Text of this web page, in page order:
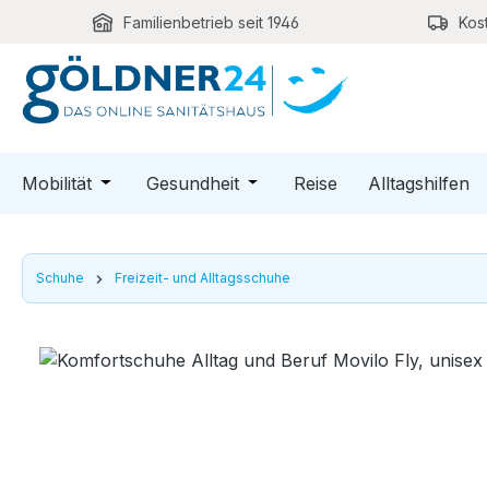
Hauptinhalt springen
Zur Suche springen
Zur Hauptnavigation springen
Familienbetrieb seit 1946
Mobilität Öffne oder Schließe das Dropdown der
Gesundheit Öffne oder Schließe das
Reise Alltagshilfen
Schuhe Freizeit- und Alltagsschuhe
Bildergalerie überspringen